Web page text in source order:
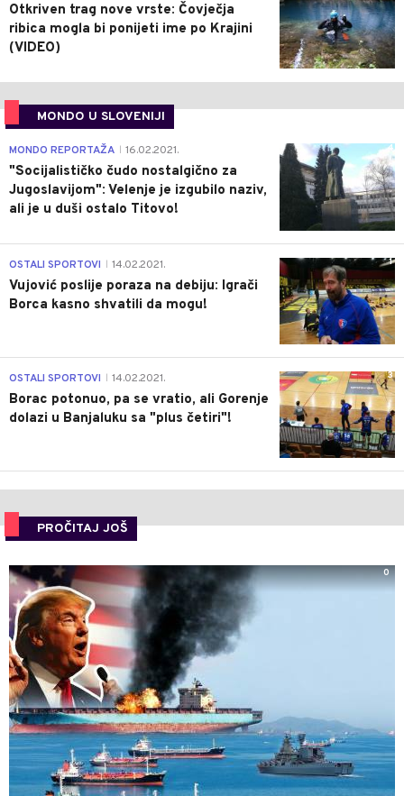
Otkriven trag nove vrste: Čovječja
ribica mogla bi ponijeti ime po Krajini
(VIDEO)
MONDO U SLOVENIJI
4
MONDO REPORTAŽA 16.02.2021.
"Socijalističko čudo nostalgično za
Jugoslavijom": Velenje je izgubilo naziv,
ali je u duši ostalo Titovo!
1
OSTALI SPORTOVI 14.02.2021.
Vujović poslije poraza na debiju: Igrači
Borca kasno shvatili da mogu!
3
OSTALI SPORTOVI 14.02.2021.
Borac potonuo, pa se vratio, ali Gorenje
dolazi u Banjaluku sa "plus četiri"!
PROČITAJ JOŠ
0